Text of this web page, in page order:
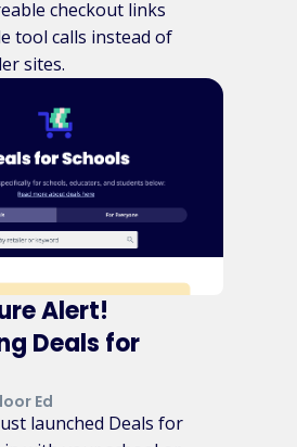
checkout links
tool calls instead of
sites.
Alert!
Deals for
Ed
launched Deals for